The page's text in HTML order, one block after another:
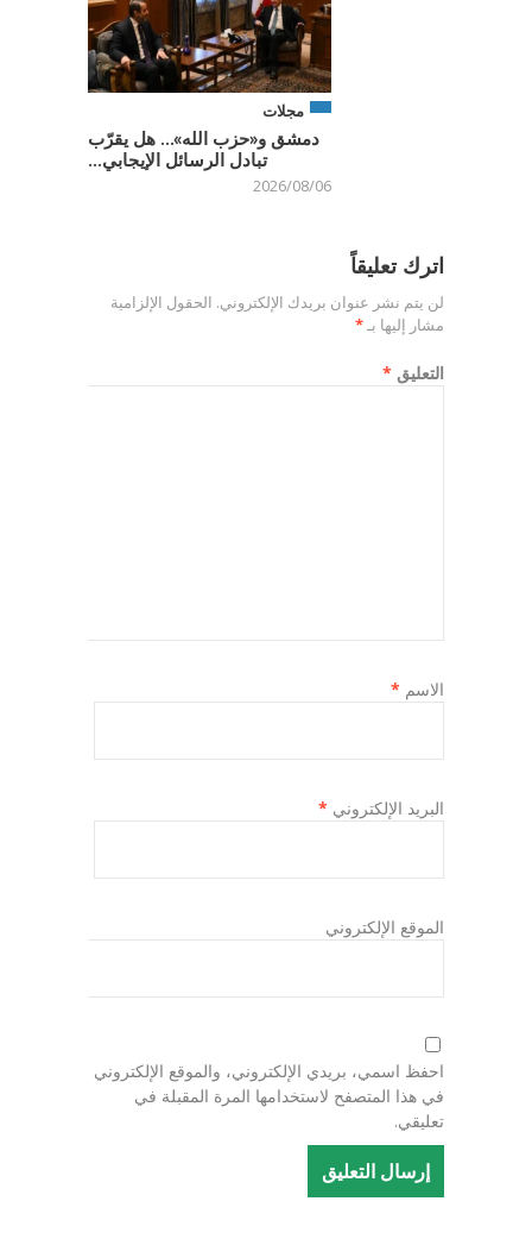
مجلات
دمشق و«حزب الله»… هل يقرّب
تبادل الرسائل الإيجابي...
2026/08/06
اترك تعليقاً
لن يتم نشر عنوان بريدك الإلكتروني. الحقول الإلزامية
مشار إليها بـ*
التعليق *
الاسم *
البريد الإلكتروني *
الموقع الإلكتروني
احفظ اسمي، بريدي الإلكتروني، والموقع الإلكتروني
في هذا المتصفح لاستخدامها المرة المقبلة في
تعليقي.